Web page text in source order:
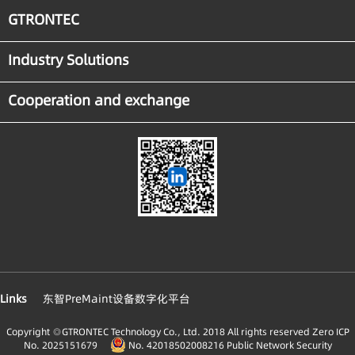
GTRONTEC
Industry Solutions
Cooperation and exchange
Links 东智PreMaint设备数字化平台
Copyright ◎GTRONTEC Technology Co., Ltd. 2018 All rights reserved Zero ICP
No. 2025151679
No. 42018502008216 Public Network Security